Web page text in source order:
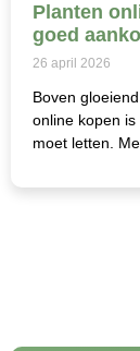
Planten
goed
26 april 2026
Boven
online kopen
moet letten.